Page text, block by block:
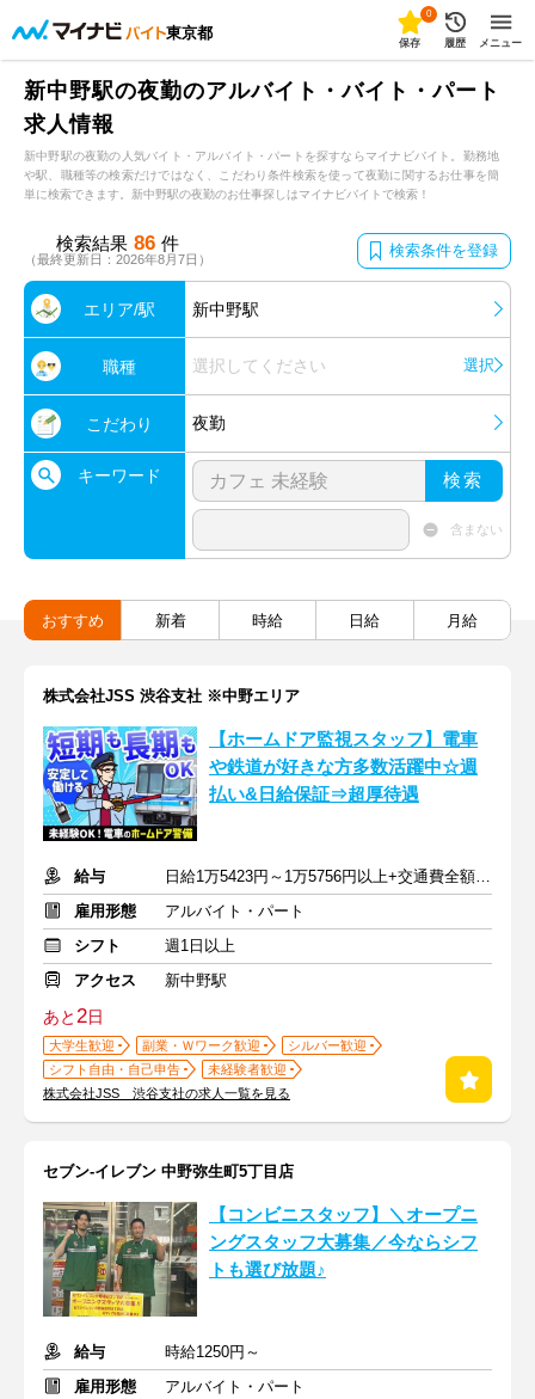
東京都
0
保存 履歴 メニュー
新中野駅の夜勤のアルバイト・バイト・パート
求人情報
新中野駅の夜勤の人気バイト・アルバイト・パートを探すならマイナビバイト。勤務地
や駅、職種等の検索だけではなく、こだわり条件検索を使って夜勤に関するお仕事を簡
単に検索できます。新中野駅の夜勤のお仕事探しはマイナビバイトで検索！
検索結果 86 件
（最終更新日：2026年8月7日） 検索条件を登録
エリア/駅 新中野駅
職種 選択してください 選択
こだわり 夜勤
キーワード 検索
含まない
おすすめ 新着 時給 日給 月給
株式会社JSS 渋谷支社 ※中野エリア
【ホームドア監視スタッフ】電車
や鉄道が好きな方多数活躍中☆週
払い&日給保証⇒超厚待遇
給与
日給1万5423円～1万5756円以上+交通費全額支給
雇用形態
アルバイト・パート
シフト
週1日以上
アクセス
新中野駅
あと2日
大学生歓迎 副業・Ｗワーク歓迎
シルバー歓迎
シフト自由・自己申告
未経験者歓迎
株式会社JSS 渋谷支社の求人一覧を見る
セブン-イレブン 中野弥生町5丁目店
【コンビニスタッフ】＼オープニ
ングスタッフ大募集／今ならシフ
トも選び放題♪
給与
時給1250円～
雇用形態
アルバイト・パート